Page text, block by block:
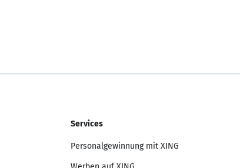
Services
Personalgewinnung mit XING